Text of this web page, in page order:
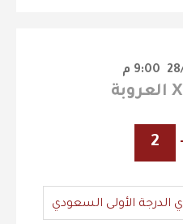
2
الدرجة الأولى السعودي